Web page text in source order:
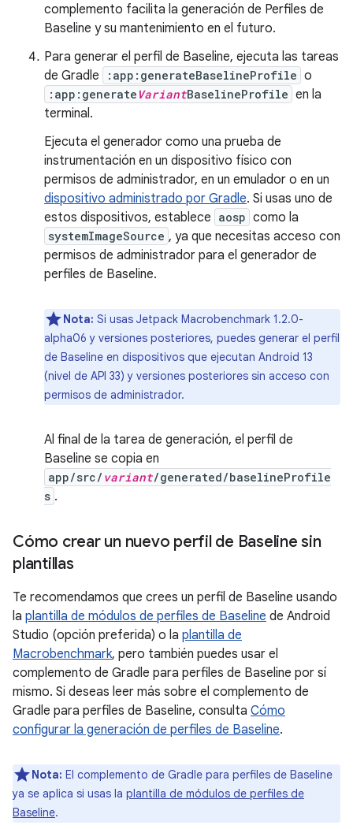
complemento facilita la generación de Perfiles de
Baseline y su mantenimiento en el futuro.
Para generar el perfil de Baseline, ejecuta las tareas
de Gradle
:app:generateBaselineProfile o
:app:generate VariantBaselineProfile en la
terminal.
Ejecuta el generador como una prueba de
instrumentación en un dispositivo físico con
permisos de administrador, en un emulador o en un
dispositivo administrado por Gradle. Si usas uno de
estos dispositivos, establece aosp como la
systemImageSource , ya que necesitas acceso con
permisos de administrador para el generador de
perfiles de Baseline.
Nota: Si usas Jetpack Macrobenchmark 1.2.0-
alpha06 y versiones posteriores, puedes generar el perfil
de Baseline en dispositivos que ejecutan Android 13
(nivel de API 33) y versiones posteriores sin acceso con
permisos de administrador.
Al final de la tarea de generación, el perfil de
Baseline se copia en
app/src/ variant/generated/baselineProfile
s .
Cómo crear un nuevo perfil de Baseline sin
plantillas
Te recomendamos que crees un perfil de Baseline usando
la plantilla de módulos de perfiles de Baseline de Android
Studio (opción preferida) o la plantilla de
Macrobenchmark, pero también puedes usar el
complemento de Gradle para perfiles de Baseline por sí
mismo. Si deseas leer más sobre el complemento de
Gradle para perfiles de Baseline, consulta Cómo
configurar la generación de perfiles de Baseline.
Nota: El complemento de Gradle para perfiles de Baseline
ya se aplica si usas la plantilla de módulos de perfiles de
Baseline.